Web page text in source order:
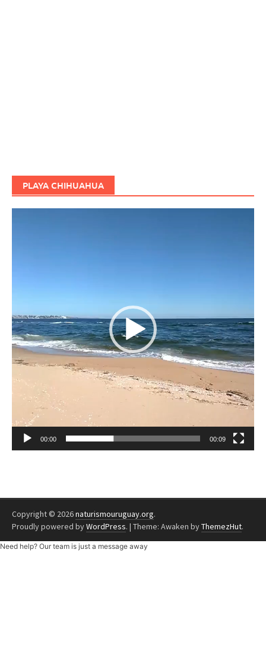
PLAYA CHIHUAHUA
00:00 00:09
Copyright © 2026naturismouruguay.org.
Proudly powered byWordPress. | Theme: Awaken byThemezHut.
Need help? Our team is just a message away